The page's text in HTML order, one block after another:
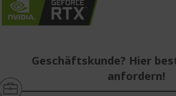
Geschäftskunde? Hier
anfordern!